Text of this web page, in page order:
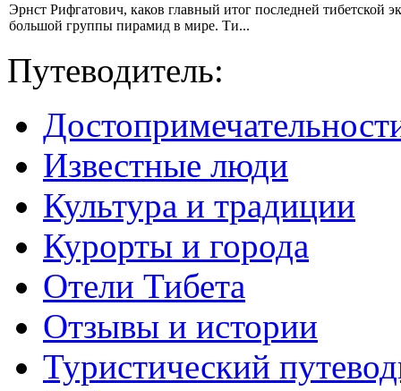
Эрнст Рифгатович, каков главный итог последней
большой группы пирамид в мире. Ти...
Путеводитель:
Известные люди
Культура и традиции
Курорты и города
Отели Тибета
Отзывы и истории
Туристический